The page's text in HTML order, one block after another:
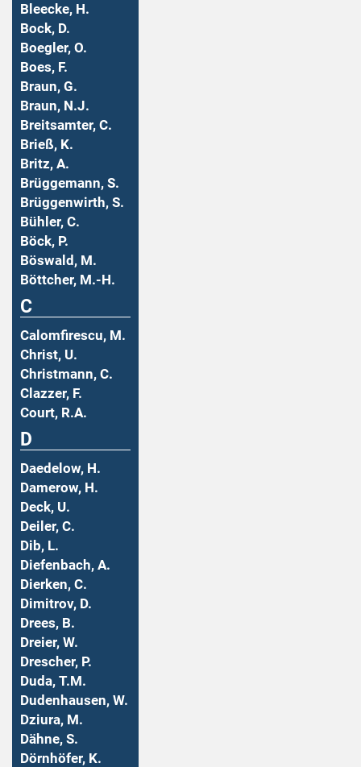
Bleecke, H.
Bock, D.
Boegler, O.
Boes, F.
Braun, G.
Braun, N.J.
Breitsamter, C.
Brieß, K.
Britz, A.
Brüggemann, S.
Brüggenwirth, S.
Bühler, C.
Böck, P.
Böswald, M.
Böttcher, M.-H.
C
Calomfirescu, M.
Christ, U.
Christmann, C.
Clazzer, F.
Court, R.A.
D
Daedelow, H.
Damerow, H.
Deck, U.
Deiler, C.
Dib, L.
Diefenbach, A.
Dierken, C.
Dimitrov, D.
Drees, B.
Dreier, W.
Drescher, P.
Duda, T.M.
Dudenhausen, W.
Dziura, M.
Dähne, S.
Dörnhöfer, K.